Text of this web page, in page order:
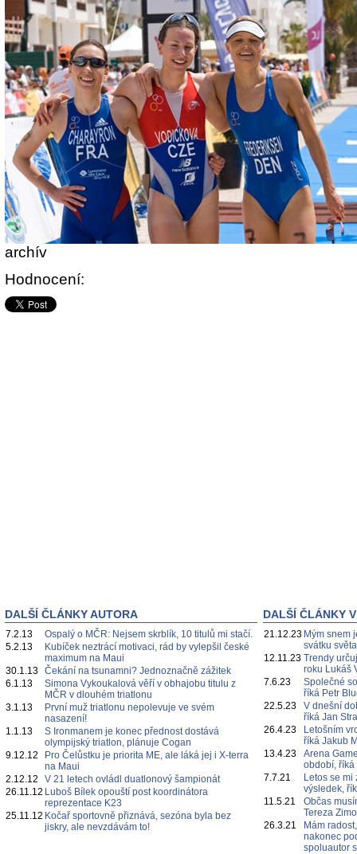
archív
Hodnocení:
DALŠÍ ČLÁNKY AUTORA
7.2.13
Ospalý o MČR: Nejsem skrblík, 10 titulů mi stačí.
5.2.13
Kubíček neztrácí motivaci, rád by vylepšil české
maximum na Maui
30.1.13 Čekání na tsunamni? Jednoznačně zážitek
6.1.13
Simona Vykoukalová věří v obhajobu titulu z
MČR v dlouhém triatlonu
3.1.13
První muž triatlonu nepolevuje ve svém
nasazení!
1.1.13
S Ironmanem je konec přednost dostává
olympijský triatlon, plánuje Cogan
9.12.12
Pro Čelůstku je priorita ME, ale láká jej i X-terra
na Maui
2.12.12
V 21 letech ovládl duatlonový šampionát
26.11.12 Luboš Bílek opouští post koordinátora
reprezentace K23
25.11.12 Kočař sportovně přiznává, sezóna byla bez
jiskry, ale nevzdávám to!
DALŠÍ ČLÁNKY
21.12.23 Mým snem
svátku
12.11.23 Trendy
roku Lukáš
7.6.23
Společné
říká Petr
22.5.23
V dnešní
říká Jan
26.4.23
Letošním
říká Jakub
13.4.23
Arena
období,
7.7.21
Letos se
výsledek,
11.5.21
Občas
Tereza
26.3.21
Mám
nakonec
spoluautor